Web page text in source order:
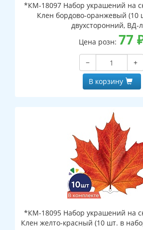
*КМ-18097 Набор украшений на
Клен бордово-оранжевый (10
двухсторонний, ВД-
Цена розн: 77
−
+
В корзину
*КМ-18095 Набор украшений на
Клен желто-красный (10 шт. в